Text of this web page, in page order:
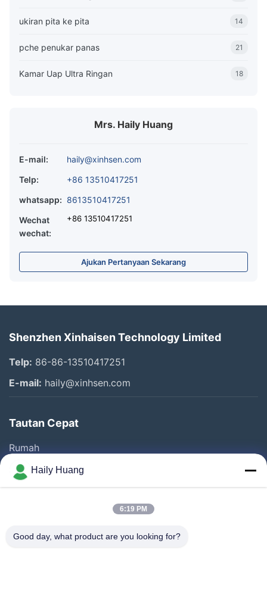
ukiran pita ke pita 14
pche penukar panas 21
Kamar Uap Ultra Ringan 18
Mrs. Haily Huang
E-mail:
haily@xinhsen.com
Telp:
+86 13510417251
whatsapp: 8613510417251
Wechat
wechat:
+86 13510417251
Ajukan Pertanyaan Sekarang
Shenzhen Xinhaisen Technology Limited
Telp: 86-86-13510417251
E-mail: haily@xinhsen.com
Tautan Cepat
Rumah
Produk
Video
Wisata Pabrik
Haily Huang
6:19 PM
Good day, what product are you looking for?